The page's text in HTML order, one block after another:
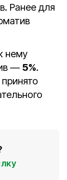
Ранее для
нему
— 5%.